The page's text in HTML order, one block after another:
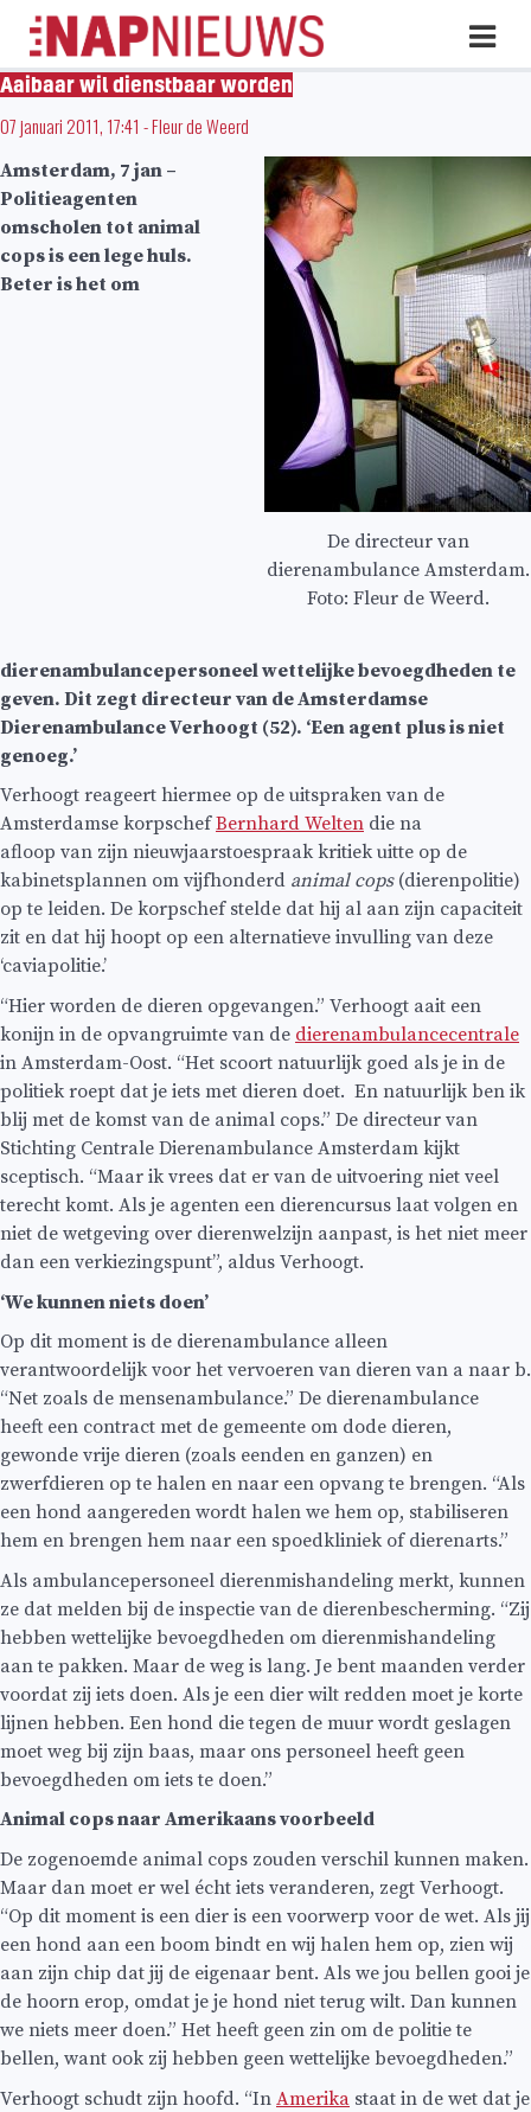
Skip
naar
inhoud
Aaibaar wil dienstbaar worden
07 januari 2011, 17:41 -Fleur de Weerd
De directeur van
dierenambulance Amsterdam.
Foto: Fleur de Weerd.
Amsterdam, 7 jan –
Politieagenten
omscholen tot animal
cops is een lege huls.
Beter is het om
dierenambulancepersoneel wettelijke bevoegdheden te
geven. Dit zegt directeur van de Amsterdamse
Dierenambulance Verhoogt (52). ‘Een agent plus is niet
genoeg.’
Verhoogt reageert hiermee op de uitspraken van de
Amsterdamse korpschefBernhard Welten die na
afloop van zijn nieuwjaarstoespraak kritiek uitte op de
kabinetsplannen om vijfhonderd animal cops (dierenpolitie)
op te leiden. De korpschef stelde dat hij al aan zijn capaciteit
zit en dat hij hoopt op een alternatieve invulling van deze
‘caviapolitie.’
“Hier worden de dieren opgevangen.” Verhoogt aait een
konijn in de opvangruimte van de dierenambulancecentrale
in Amsterdam-Oost. “Het scoort natuurlijk goed als je in de
politiek roept dat je iets met dieren doet. En natuurlijk ben ik
blij met de komst van de animal cops.” De directeur van
Stichting Centrale Dierenambulance Amsterdam kijkt
sceptisch. “Maar ik vrees dat er van de uitvoering niet veel
terecht komt. Als je agenten een dierencursus laat volgen en
niet de wetgeving over dierenwelzijn aanpast, is het niet meer
dan een verkiezingspunt”, aldus Verhoogt.
‘We kunnen niets doen’
Op dit moment is de dierenambulance alleen
verantwoordelijk voor het vervoeren van dieren van a naar b.
“Net zoals de mensenambulance.” De dierenambulance
heeft een contract met de gemeente om dode dieren,
gewonde vrije dieren (zoals eenden en ganzen) en
zwerfdieren op te halen en naar een opvang te brengen. “Als
een hond aangereden wordt halen we hem op, stabiliseren
hem en brengen hem naar een spoedkliniek of dierenarts.”
Als ambulancepersoneel dierenmishandeling merkt, kunnen
ze dat melden bij de inspectie van de dierenbescherming. “Zij
hebben wettelijke bevoegdheden om dierenmishandeling
aan te pakken. Maar de weg is lang. Je bent maanden verder
voordat zij iets doen. Als je een dier wilt redden moet je korte
lijnen hebben. Een hond die tegen de muur wordt geslagen
moet weg bij zijn baas, maar ons personeel heeft geen
bevoegdheden om iets te doen.”
Animal cops naar Amerikaans voorbeeld
De zogenoemde animal cops zouden verschil kunnen maken.
Maar dan moet er wel écht iets veranderen, zegt Verhoogt.
“Op dit moment is een dier is een voorwerp voor de wet. Als jij
een hond aan een boom bindt en wij halen hem op, zien wij
aan zijn chip dat jij de eigenaar bent. Als we jou bellen gooi je
de hoorn erop, omdat je je hond niet terug wilt. Dan kunnen
we niets meer doen.” Het heeft geen zin om de politie te
bellen, want ook zij hebben geen wettelijke bevoegdheden.”
Verhoogt schudt zijn hoofd. “In Amerika staat in de wet dat je